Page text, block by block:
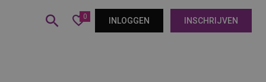
0 INLOGGEN INSCHRIJVEN